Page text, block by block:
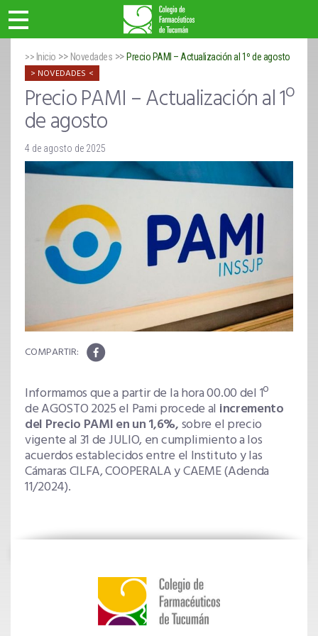
>> Inicio >> Novedades >> Precio PAMI – Actualización al 1º de agosto
NOVEDADES
Precio PAMI – Actualización al 1º
de agosto
4 de agosto de 2025
Informamos que a partir de la hora 00.00 del 1º
de AGOSTO 2025 el Pami procede al incremento
del Precio PAMI en un 1,6%,sobre el precio
vigente al 31 de JULIO, en cumplimiento a los
acuerdos establecidos entre el Instituto y las
Cámaras CILFA, COOPERALA y CAEME (Adenda
11/2024).